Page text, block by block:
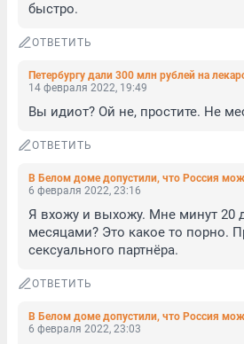
быстро.
ОТВЕТИТЬ
14 февраля 2022, 19:49
Вы идиот? Ой не, простите. Не
ОТВЕТИТЬ
6 февраля 2022, 23:16
Я вхожу и выхожу. Мне минут 20
месяцами? Это какое то порно.
сексуального партнёра.
ОТВЕТИТЬ
6 февраля 2022, 23:03